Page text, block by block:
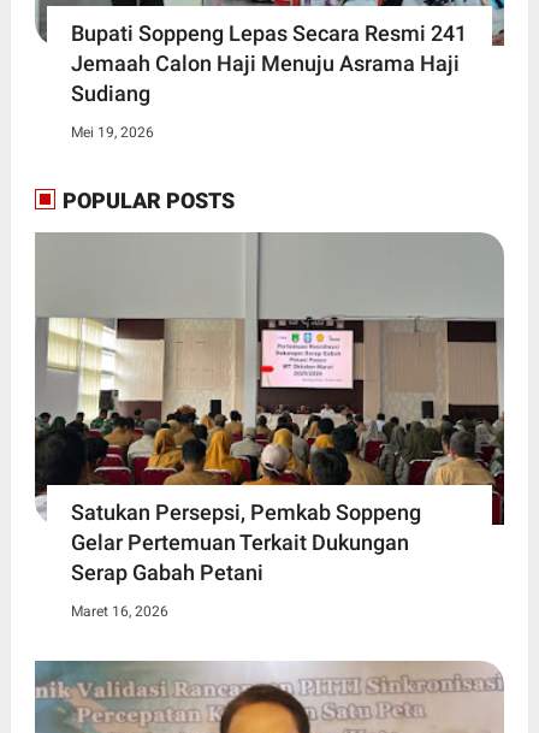
Bupati Soppeng Lepas Secara Resmi 241
Jemaah Calon Haji Menuju Asrama Haji
Sudiang
Mei 19, 2026
POPULAR POSTS
Satukan Persepsi, Pemkab Soppeng
Gelar Pertemuan Terkait Dukungan
Serap Gabah Petani
Maret 16, 2026